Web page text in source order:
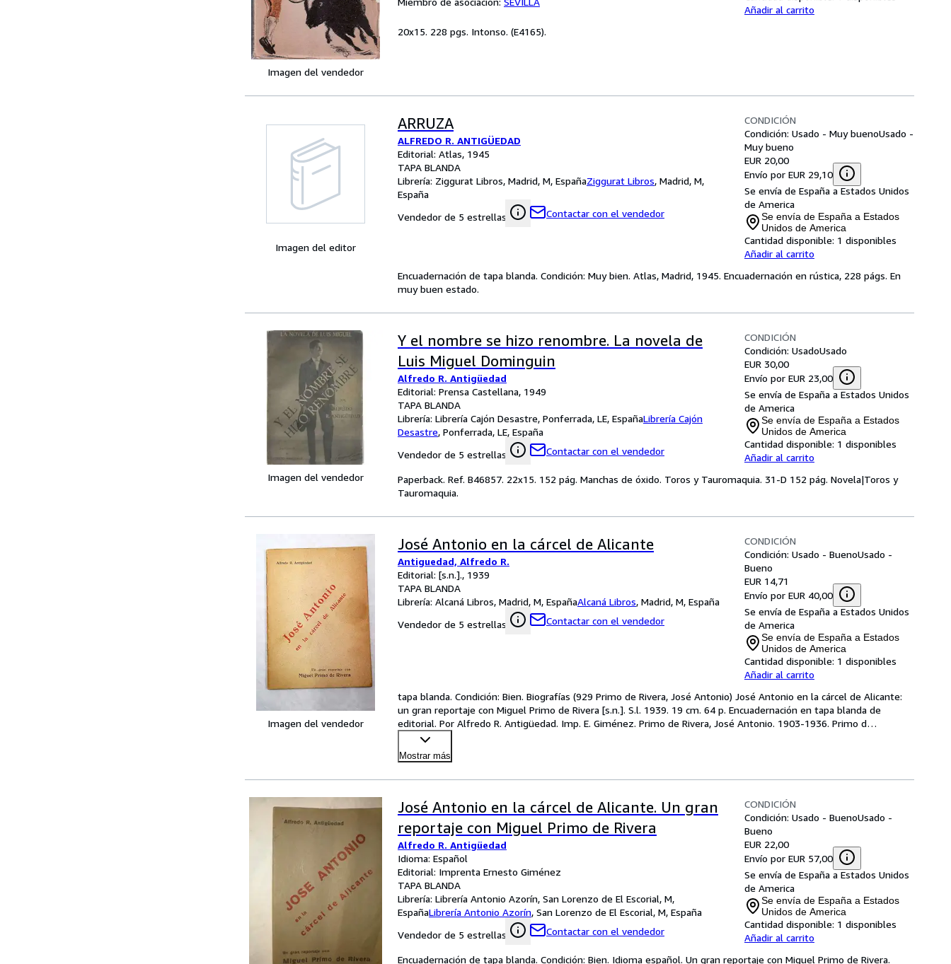
Imagen del vendedor
Añadir al carrito
20x15. 228 pgs. Intonso. (E4165).
Imagen del editor
ARRUZA
ALFREDO R. ANTIGÜEDAD
Editorial: Atlas, 1945
TAPA BLANDA
Librería: Ziggurat Libros, Madrid, M, EspañaZiggurat Libros, Madrid, M,
España
Vendedor de 5 estrellas
Contactar con el vendedor
CONDICIÓN
Condición: Usado - Muy buenoUsado -
Muy bueno
EUR 20,00
Envío por EUR 29,10
Se envía de España a Estados Unidos
de America
Se envía de España a Estados
Unidos de America
Cantidad disponible: 1 disponibles
Añadir al carrito
Encuadernación de tapa blanda. Condición: Muy bien. Atlas, Madrid, 1945. Encuadernación en rústica, 228 págs. En
muy buen estado.
Imagen del vendedor
Y el nombre se hizo renombre. La novela de
Luis Miguel Dominguin
Alfredo R. Antigüedad
Editorial: Prensa Castellana, 1949
TAPA BLANDA
Librería: Librería Cajón Desastre, Ponferrada, LE, EspañaLibrería Cajón
Desastre, Ponferrada, LE, España
Vendedor de 5 estrellas
Contactar con el vendedor
CONDICIÓN
Condición: UsadoUsado
EUR 30,00
Envío por EUR 23,00
Se envía de España a Estados Unidos
de America
Se envía de España a Estados
Unidos de America
Cantidad disponible: 1 disponibles
Añadir al carrito
Paperback. Ref. B46857. 22x15. 152 pág. Manchas de óxido. Toros y Tauromaquia. 31-D 152 pág. Novela|Toros y
Tauromaquia.
Imagen del vendedor
José Antonio en la cárcel de Alicante
Antiguedad, Alfredo R.
Editorial: [s.n.]., 1939
TAPA BLANDA
Librería: Alcaná Libros, Madrid, M, EspañaAlcaná Libros, Madrid, M, España
Vendedor de 5 estrellas
Contactar con el vendedor
CONDICIÓN
Condición: Usado - BuenoUsado -
Bueno
EUR 14,71
Envío por EUR 40,00
Se envía de España a Estados Unidos
de America
Se envía de España a Estados
Unidos de America
Cantidad disponible: 1 disponibles
Añadir al carrito
tapa blanda. Condición: Bien. Biografías (929 Primo de Rivera, José Antonio) José Antonio en la cárcel de Alicante:
un gran reportaje con Miguel Primo de Rivera [s.n.]. S.l. 1939. 19 cm. 64 p. Encuadernación en tapa blanda de
editorial. Por Alfredo R. Antigüedad. Imp. E. Giménez. Primo de Rivera, José Antonio. 1903-1936. Primo d…
Mostrar más
José Antonio en la cárcel de Alicante. Un gran
reportaje con Miguel Primo de Rivera
Alfredo R. Antigüedad
Idioma: Español
Editorial: Imprenta Ernesto Giménez
TAPA BLANDA
Librería: Librería Antonio Azorín, San Lorenzo de El Escorial, M,
EspañaLibrería Antonio Azorín, San Lorenzo de El Escorial, M, España
Vendedor de 5 estrellas
Contactar con el vendedor
CONDICIÓN
Condición: Usado - BuenoUsado -
Bueno
EUR 22,00
Envío por EUR 57,00
Se envía de España a Estados Unidos
de America
Se envía de España a Estados
Unidos de America
Cantidad disponible: 1 disponibles
Añadir al carrito
Encuadernación de tapa blanda. Condición: Bien. Idioma español. Un gran reportaje con Miguel Primo de Rivera.